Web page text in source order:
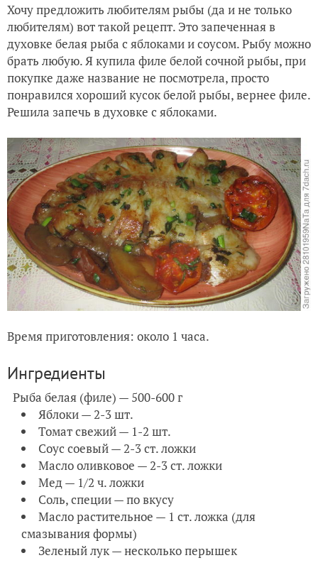
Хочу предложить любителям рыбы (да и не только
любителям) вот такой рецепт. Это запеченная в
духовке белая рыба с яблоками и соусом. Рыбу можно
брать любую. Я купила филе белой сочной рыбы, при
покупке даже название не посмотрела, просто
понравился хороший кусок белой рыбы, вернее филе.
Решила запечь в духовке с яблоками.
Время приготовления: около 1 часа.
Ингредиенты
Рыба белая (филе) — 500-600 г
Яблоки — 2-3 шт.
Томат свежий — 1-2 шт.
Соус соевый — 2-3 ст. ложки
Масло оливковое — 2-3 ст. ложки
Мед — 1/2 ч. ложки
Соль, специи — по вкусу
Масло растительное — 1 ст. ложка (для
смазывания формы)
Зеленый лук — несколько перышек